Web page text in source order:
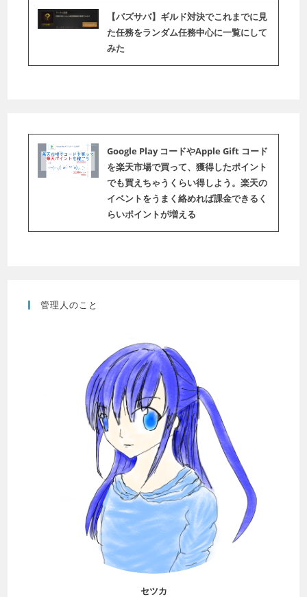
【パズサバ】ギルド対決でこれまでに見
た任務をランダム任務中心に一覧にして
みた
Google Play コードやApple Gift コード
を楽天市場で買って、獲得したポイント
でも買えちゃうくらい得しよう。楽天の
イベントをうまく絡めれば課金できるく
らいポイントが増える
管理人のこと
セツカ